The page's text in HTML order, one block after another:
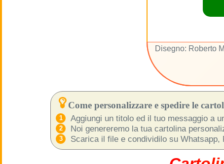
Disegno: Roberto
Come personalizzare e spedire le
Aggiungi un titolo ed il tuo messaggio a
Noi genereremo la tua cartolina
Scarica il file e condividilo su